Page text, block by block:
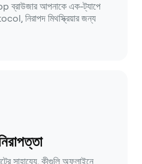
ব্রাউজার আপনাকে এক-ট্যাপে
নিরাপদ মিথস্ক্রিয়ার জন্য
সাহায্যে, কীগুলি অফলাইনে